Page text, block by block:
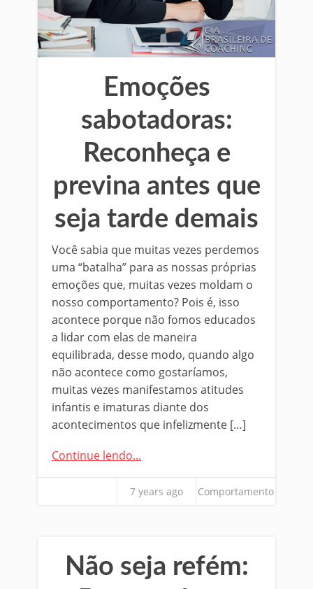
Emoções
sabotadoras:
Reconheça e
previna antes que
seja tarde demais
Você sabia que muitas vezes perdemos
uma “batalha” para as nossas próprias
emoções que, muitas vezes moldam o
nosso comportamento? Pois é, isso
acontece porque não fomos educados
a lidar com elas de maneira
equilibrada, desse modo, quando algo
não acontece como gostaríamos,
muitas vezes manifestamos atitudes
infantis e imaturas diante dos
acontecimentos que infelizmente […]
Continue lendo...
7 years ago Comportamento
Não seja refém: